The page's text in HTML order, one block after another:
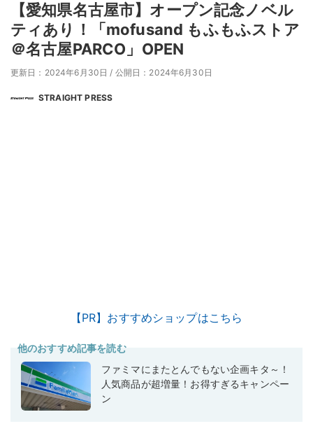
【愛知県名古屋市】オープン記念ノベル
ティあり！「mofusand もふもふストア
＠名古屋PARCO」OPEN
更新日：2024年6月30日 / 公開日：2024年6月30日
STRAIGHT PRESS
【PR】おすすめショップはこちら
他のおすすめ記事を読む
ファミマにまたとんでもない企画キタ～！
人気商品が超増量！お得すぎるキャンペー
ン